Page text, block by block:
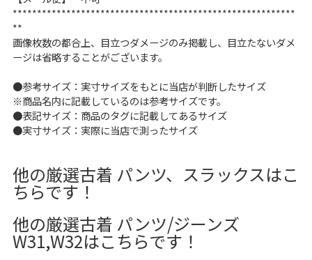
**********************************************************
**
画像枚数の都合上、目立つダメージのみ掲載し、目立たないダメ
ージは省略することがございます。
●参考サイズ：実寸サイズをもとに当店が判断したサイズ
※商品名内に記載しているのは参考サイズです。
●表記サイズ：商品のタグに記載してあるサイズ
●実寸サイズ：実際に当店で測ったサイズ
他の厳選古着 パンツ、スラックスはこ
ちらです！
他の厳選古着 パンツ/ジーンズ
W31,W32はこちらです！